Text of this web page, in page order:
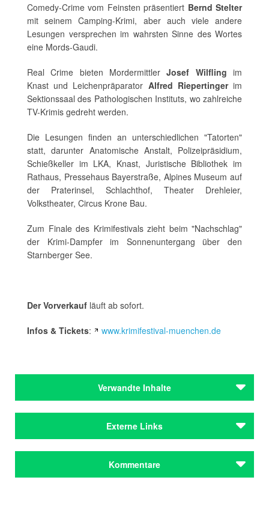
Comedy-Crime vom Feinsten präsentiert Bernd Stelter
mit seinem Camping-Krimi, aber auch viele andere
Lesungen versprechen im wahrsten Sinne des Wortes
eine Mords-Gaudi.
Real Crime bieten MordermittlerJosef Wilfling im
Knast und Leichenpräparator Alfred Riepertingerim
Sektionssaal des Pathologischen Instituts, wo zahlreiche
TV-Krimis gedreht werden.
Die Lesungen finden an unterschiedlichen "Tatorten"
statt, darunter Anatomische Anstalt, Polizeipräsidium,
Schießkeller im LKA, Knast, Juristische Bibliothek im
Rathaus, Pressehaus Bayerstraße, Alpines Museum auf
der Praterinsel, Schlachthof, Theater Drehleier,
Volkstheater, Circus Krone Bau.
Zum Finale des Krimifestivals zieht beim "Nachschlag"
der Krimi-Dampfer im Sonnenuntergang über den
Starnberger See.
Der Vorverkauf läuft ab sofort.
Infos & Tickets: www.krimifestival-muenchen.de
Verwandte Inhalte
Hültner, Robert
Förg, Nicola
Externe Links
Kommentare